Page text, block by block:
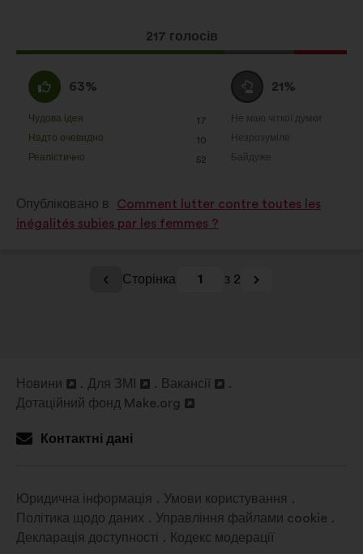
Ця
пропозиція
217 голосів
За
:
63%
Чудова ідея
: 17
разів
Надто очевидно
: 10
разів
Реалістично
: 52
разів
Утримуюся
:
21%
Не маю чіткої думки
:разів
Незрозуміле
:разів
Байдуже
:разів
Опубліковано в
Comment lutter contre toutes les
inégalités subies par les femmes ?
Сторінка 1 з 2
Новини
Відкрити
в
новій
Для ЗМІ
Відкрити
в
новій
Вакансії
Дотаційний фонд Make.org
Відкрити
в
Контактні дані
Юридична інформація
Умови користування
Політика щодо даних
Управління файлами cookie
Декларація доступності
Кодекс модерації